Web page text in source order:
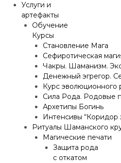
Услуги и
артефакты
Обучение
Курсы
Становление Мага
Сефиротическая
Чакры. Шаманизм.
Денежный эгрегор.
Курс эволюционного
Сила Рода. Родовые
Архетипы Богинь
Интенсивы “Коридор
Ритуалы Шаманского
Магические печати
Защита рода
с откатом